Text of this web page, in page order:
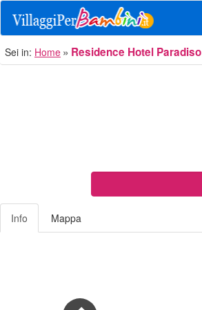
Sei in: Home Residence Hotel Paradiso
Info Mappa